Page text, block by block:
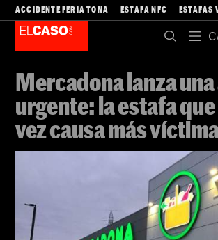
ACCIDENTE FERIA TONA ESTAFA NFC ESTAFAS
Mercadona lanza
urgente: la estafa
vez causa más